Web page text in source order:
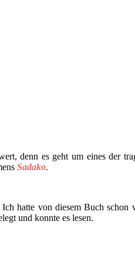
denn es geht um eines der
Sadako.
hatte von diesem Buch schon
und konnte es lesen.